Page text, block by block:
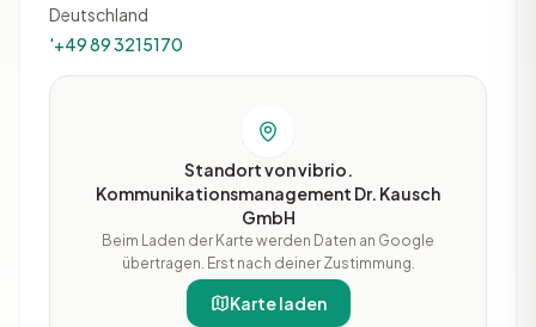
Deutschland
'+49 89 3215170
Standort von vibrio.
Kommunikationsmanagement Dr. Kausch
GmbH
Beim Laden der Karte werden Daten an Google
übertragen. Erst nach deiner Zustimmung.
Karte laden